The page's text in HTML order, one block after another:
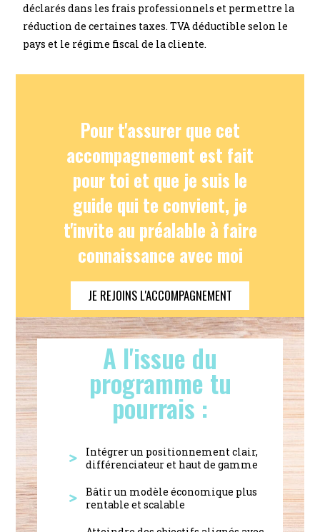
déclarés dans les frais professionnels et permettre la
réduction de certaines taxes. TVA déductible selon le
pays et le régime fiscal de la cliente.
Pour t'assurer que cet
accompagnement est fait
pour toi et que je suis le
guide qui te convient, je
t'invite au préalable à faire
connaissance avec moi
JE REJOINS L'ACCOMPAGNEMENT
A l'issue du
programme tu
pourrais :
Intégrer un positionnement clair,
différenciateur et haut de gamme
Bâtir un modèle économique plus
rentable et scalable